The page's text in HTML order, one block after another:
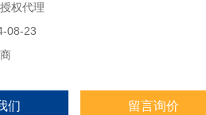
权代理
08-23
们 留言询价